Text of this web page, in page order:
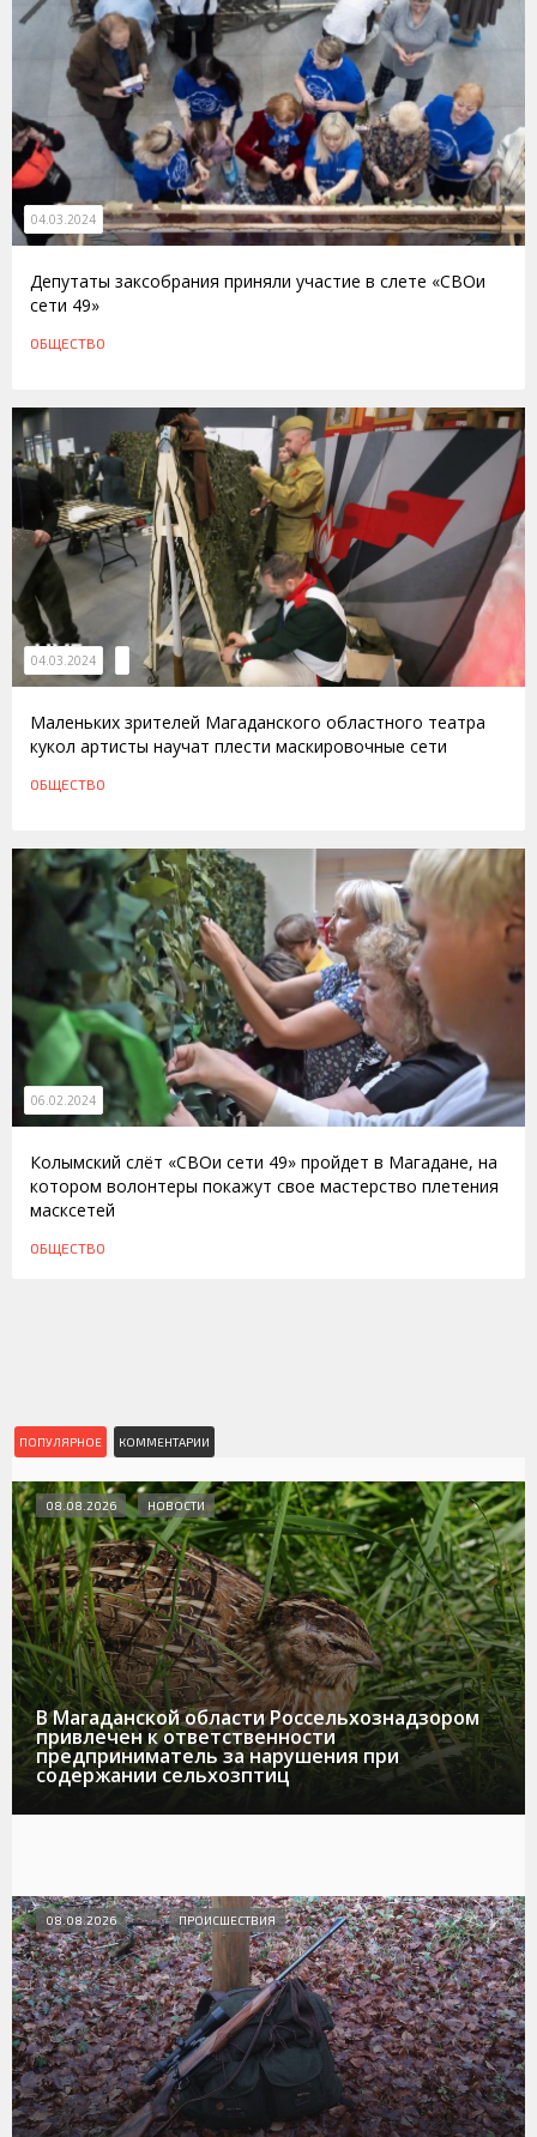
04.03.2024
Депутаты заксобрания приняли участие в слете «СВОи
сети 49»
ОБЩЕСТВО
04.03.2024
Маленьких зрителей Магаданского областного театра
кукол артисты научат плести маскировочные сети
ОБЩЕСТВО
06.02.2024
Колымский слёт «СВОи сети 49» пройдет в Магадане, на
котором волонтеры покажут свое мастерство плетения
масксетей
ОБЩЕСТВО
ПОПУЛЯРНОЕ КОММЕНТАРИИ
В Магаданской области Россельхознадзором
привлечен к ответственности
предприниматель за нарушения при
содержании сельхозптиц
08.08.2026 НОВОСТИ
08.08.2026 ПРОИСШЕСТВИЯ